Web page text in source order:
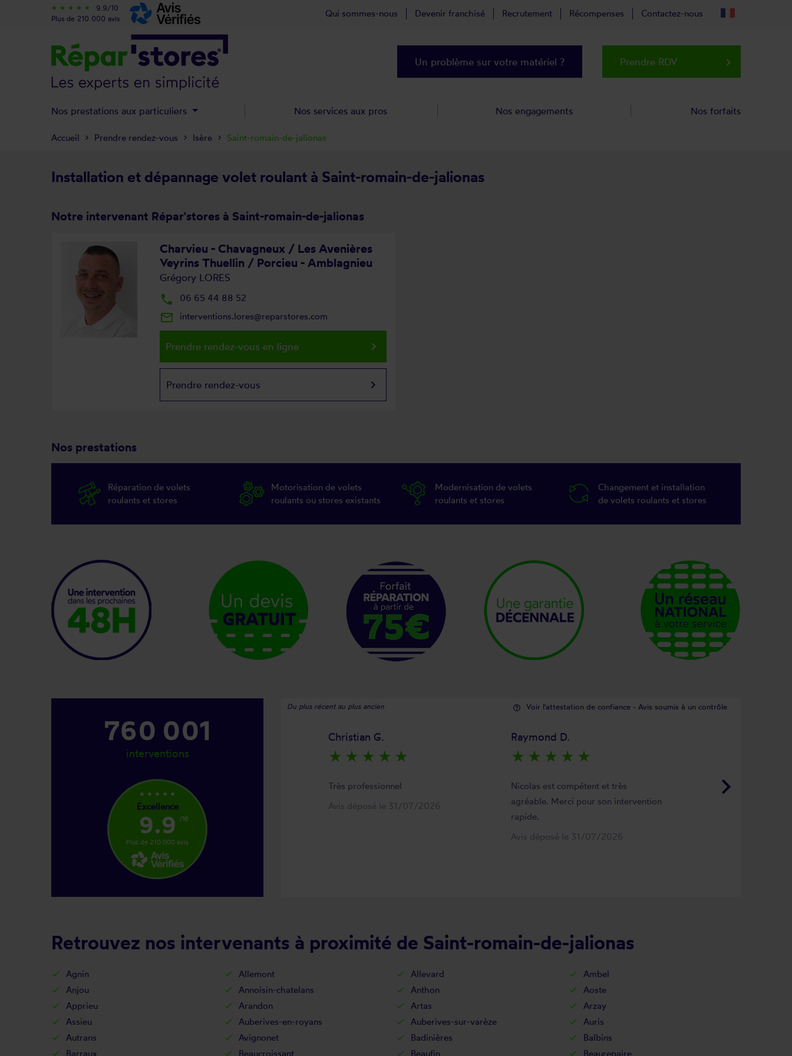
Installation et dépannage volet roulant à Saint-romain-de-jalionas
Notre intervenant Répar'stores à Saint-romain-de-jalionas
Charvieu - Chavagneux / Les Avenières
Veyrins Thuellin / Porcieu - Amblagnieu
Grégory LORES
local_phone 06 65 44 88 52
mail_outline interventions.lores@reparstores.com
Prendre rendez-vous en ligne keyboard_arrow_right
Prendre rendez-vous keyboard_arrow_right
Nos prestations
Réparation de volets
roulants et stores
Motorisation de volets
roulants ou stores existants
Modernisation de volets
roulants et stores
Changement et installation
de volets roulants et stores
879 001
interventions
star_rate star_rate star_rate star_rate star_rate
Excellence
9.9 /10
Plus de 210 000 avis
Du plus récent au plus ancien help_outline Voir l'attestation de confiance - Avis soumis à un contrôle
keyboard_arrow_right
Christian G.
star_rate star_rate star_rate star_rate star_rate
Très professionnel
Avis déposé le 31/07/2026
Raymond D.
star_rate star_rate star_rate star_rate star_rate
Nicolas est compétent et très
agréable. Merci pour son intervention
rapide.
Avis déposé le 31/07/2026
Retrouvez nos intervenants à proximité de Saint-romain-de-jalionas
Agnin Allemont Allevard
Ambel
Anjou
Annoisin-chatelans Anthon
Aoste
Apprieu
Arandon Artas
Arzay
Assieu
Auberives-en-royans Auberives-sur-varèze
Auris
Autrans
Avignonet Badinières
Balbins
Barraux
Beaucroissant Beaufin
Beaurepaire
Accueil Prendre rendez-vous Isère Saint-romain-de-jalionas
star_rate star_rate star_rate star_rate star_rate
9.9/10
Plus de 210 000 avis
Qui sommes-nous Devenir franchisé Recrutement Récompenses Contactez-nous
Un problème sur votre matériel ? Prendre RDV keyboard_arrow_right
Nos prestations aux particuliers Nos services aux pros Nos engagements Nos forfaits